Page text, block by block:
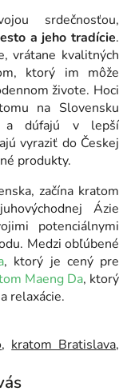
srdečnosťou,
a jeho tradície.
vrátane kvalitných
ktorý im môže
živote. Hoci
na Slovensku
a dúfajú v lepší
vyraziť do Českej
produkty.
začína kratom
Ázie
potenciálnymi
Medzi obľúbené
, ktorý je cený pre
Maeng Da, ktorý
relaxácie.
,kratom Bratislava,